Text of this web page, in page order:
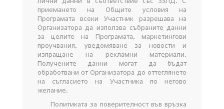
приемането на Общите условия на
Програмата всеки Участник разрешава на
Организатора да използва събраните данни
за целите на Програмата, маркетингови
проучвания, уведомяване за новости и
изпращане на рекламни материали.
Получените данни могат да бъдат
обработвани от Организатора до оттеглянето
на съгласието на Участника по негово
желание.
Политиката за поверителност във връзка